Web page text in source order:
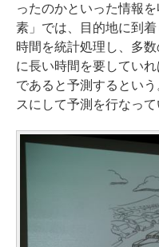
ったのかといった情報
素」では、目的地に到
時間を統計処理し、多
に長い時間を要してい
であると予測するとい
スにして予測を行なって